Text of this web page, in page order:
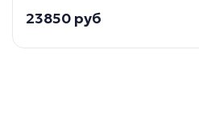
23850 руб